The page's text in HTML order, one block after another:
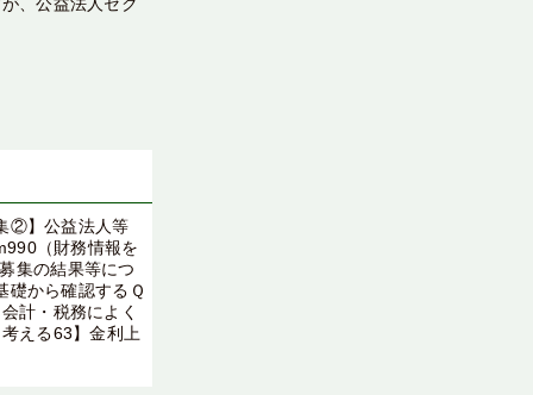
②】公益法人等
（財務情報を
集の結果等につ
から確認するＱ
計・税務によく
える63】金利上